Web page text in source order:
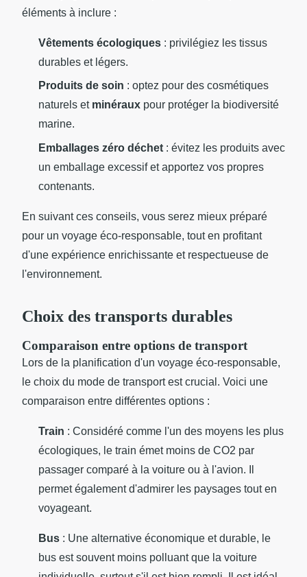
éléments à inclure :
Vêtements écologiques : privilégiez les tissus
durables et légers.
Produits de soin : optez pour des cosmétiques
naturels et minéraux pour protéger la biodiversité
marine.
Emballages zéro déchet : évitez les produits avec
un emballage excessif et apportez vos propres
contenants.
En suivant ces conseils, vous serez mieux préparé
pour un voyage éco-responsable, tout en profitant
d'une expérience enrichissante et respectueuse de
l'environnement.
Choix des transports durables
Comparaison entre options de transport
Lors de la planification d'un voyage éco-responsable,
le choix du mode de transport est crucial. Voici une
comparaison entre différentes options :
Train : Considéré comme l'un des moyens les plus
écologiques, le train émet moins de CO2 par
passager comparé à la voiture ou à l'avion. Il
permet également d'admirer les paysages tout en
voyageant.
Bus : Une alternative économique et durable, le
bus est souvent moins polluant que la voiture